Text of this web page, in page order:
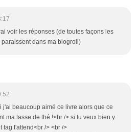
voir les réponses (de toutes façons les
dans ma blogroll)
j'ai beaucoup aimé ce livre alors que ce
ma tasse de thé !<br /> si tu veux bien y
tag t'attend<br /> <br />